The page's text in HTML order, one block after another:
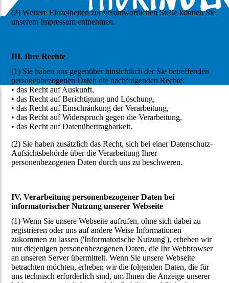
(2) Weitere Einzelheiten zur verantwortlichen Stelle können Sie
unserem Impressum entnehmen.
III. Ihre Rechte
(1) Sie haben uns gegenüber hinsichtlich der Sie betreffenden
personenbezogenen Daten die nachfolgenden Rechte:
• das Recht auf Auskunft,
• das Recht auf Berichtigung und Löschung,
• das Recht auf Einschränkung der Verarbeitung,
• das Recht auf Widerspruch gegen die Verarbeitung,
• das Recht auf Datenübertragbarkeit.
(2) Sie haben zusätzlich das Recht, sich bei einer Datenschutz-
Aufsichtsbehörde über die Verarbeitung Ihrer
personenbezogenen Daten durch uns zu beschweren.
IV. Verarbeitung personenbezogener Daten bei
informatorischer Nutzung unserer Webseite
(1) Wenn Sie unsere Webseite aufrufen, ohne sich dabei zu
registrieren oder uns auf andere Weise Informationen
zukommen zu lassen ('Informatorische Nutzung'), erheben wir
nur diejenigen personenbezogenen Daten, die Ihr Webbrowser
an unseren Server übermittelt. Wenn Sie unsere Webseite
betrachten möchten, erheben wir die folgenden Daten, die für
uns technisch erforderlich sind, um Ihnen die Anzeige unserer